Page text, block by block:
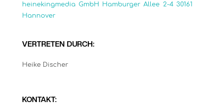
heinekingmedia GmbH Hamburger Allee 2-4 30161
Hannover
VERTRETEN DURCH:
Heike Discher
KONTAKT: